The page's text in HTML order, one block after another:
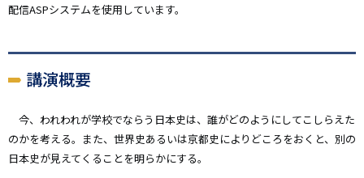
配信ASPシステムを使用しています。
講演概要
今、われわれが学校でならう日本史は、誰がどのようにしてこしらえた
のかを考える。また、世界史あるいは京都史によりどころをおくと、別の
日本史が見えてくることを明らかにする。